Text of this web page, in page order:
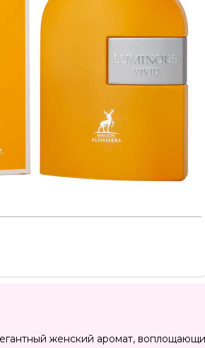
женский аромат,